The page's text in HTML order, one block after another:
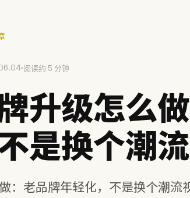
方鲜 慧庭手写体
阅读约 5 分钟
升级怎么
是换个潮
：老品牌年轻化，不是换个潮流